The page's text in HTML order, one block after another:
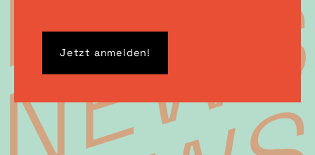
Jetzt anmelden!